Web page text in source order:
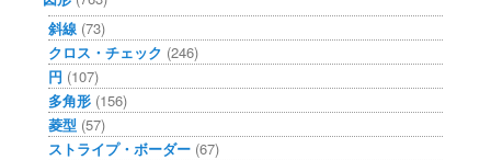
斜線 (73)
クロス・チェック (246)
円 (107)
多角形 (156)
菱型 (57)
ストライプ・ボーダー (67)